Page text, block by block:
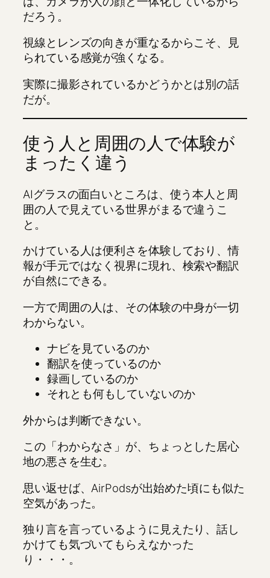
だろう。
視線とレンズの向きが重なるからこそ、見
られている感覚が強くなる。
実際に撮影されているかどうかとは別の話
だが。
使う人と周囲の人で体験が
まったく違う
AIグラスの面白いところは、使う本人と周
囲の人で見えている世界がまるで違うこ
と。
かけている人は便利さを体験しており、情
報が手元ではなく視界に現れ、検索や翻訳
が自然にできる。
一方で周囲の人は、その体験の中身が一切
わからない。
ナビを見ているのか
翻訳を使っているのか
録画しているのか
それとも何もしていないのか
外からは判断できない。
この「わからなさ」が、ちょっとした居心
地の悪さを生む。
思い返せば、AirPodsが出始めた頃にも似た
空気があった。
独り言を言っているように見えたり、話し
かけても気づいてもらえなかった
り・・・。